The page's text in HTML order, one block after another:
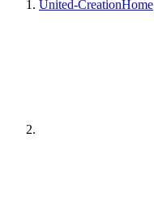
United-CreationHome